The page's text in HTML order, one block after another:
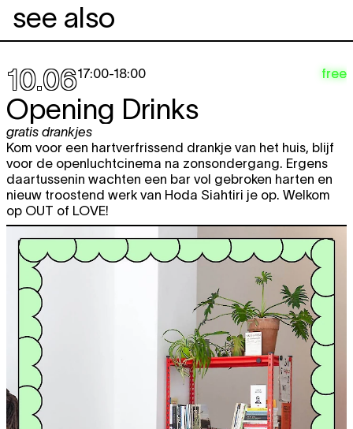
see also
10.0617:00-18:00 free
Opening Drinks
gratis drankjes
Kom voor een hartverfrissend drankje van het huis, blijf
voor de openluchtcinema na zonsondergang. Ergens
daartussenin wachten een bar vol gebroken harten en
nieuw troostend werk van Hoda Siahtiri je op. Welkom
op OUT of LOVE!